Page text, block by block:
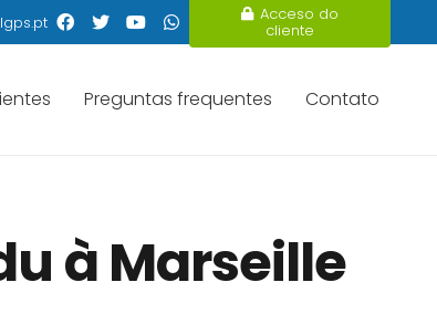
Acceso do
cliente
Preguntas frequentes Contato
à Marseille